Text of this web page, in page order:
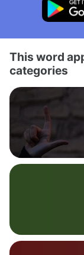
This word
categories